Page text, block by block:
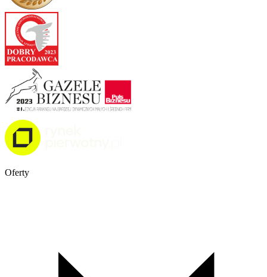
Oferty